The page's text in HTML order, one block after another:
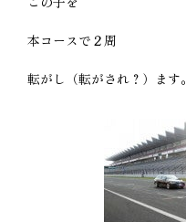
本コースで２周
転がし（転がされ？）ます。